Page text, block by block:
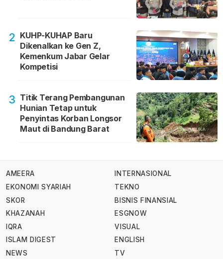
2 KUHP-KUHAP Baru
Dikenalkan ke Gen Z,
Kemenkum Jabar Gelar
Kompetisi
3 Titik Terang Pembangunan
Hunian Tetap untuk
Penyintas Korban Longsor
Maut di Bandung Barat
AMEERA
EKONOMI SYARIAH
SKOR
KHAZANAH
IQRA
ISLAM DIGEST
NEWS
INTERNASIONAL
TEKNO
BISNIS FINANSIAL
ESGNOW
VISUAL
ENGLISH
TV